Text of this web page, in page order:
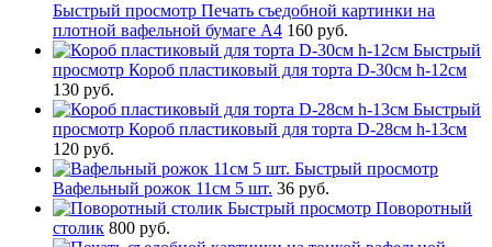
Быстрый просмотр Печать съедобной картинки на
плотной вафельной бумаге А4 160 руб.
Быстрый
просмотр Короб пластиковый для торта D-30см h-12см
130 руб.
Быстрый
просмотр Короб пластиковый для торта D-28см h-13см
120 руб.
Быстрый просмотр
Вафельный рожок 11см 5 шт. 36 руб.
Быстрый просмотр Поворотный
столик 800 руб.